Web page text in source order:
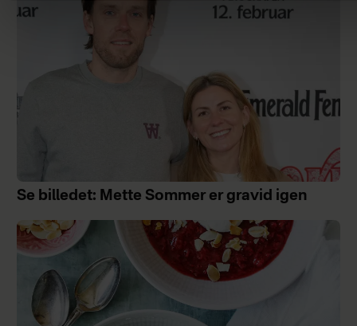
Se billedet: Mette Sommer er gravid igen